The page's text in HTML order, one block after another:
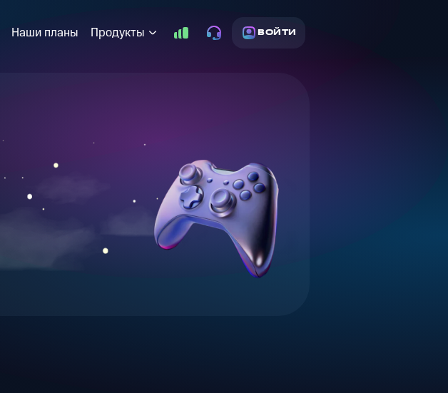
Наши планы Продукты ВОЙТИ